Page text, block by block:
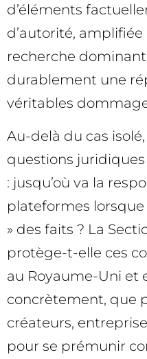
d’éléments
d’autorité,
recherche
durablement une
véritables
Au-delà du cas
questions
: jusqu’où va la
plateformes lorsque
» des faits ? La
protège-t-elle ces
au Royaume-Uni et
concrètement, que
créateurs,
pour se prémunir